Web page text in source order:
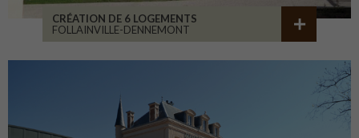
CRÉATION DE 6 LOGEMENTS
FOLLAINVILLE-DENNEMONT